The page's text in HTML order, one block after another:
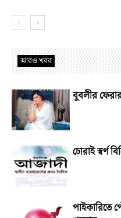
আরও খবর
বুবলীর ফেরার
চোরাই স্বর্ণ
পাইকারিতে